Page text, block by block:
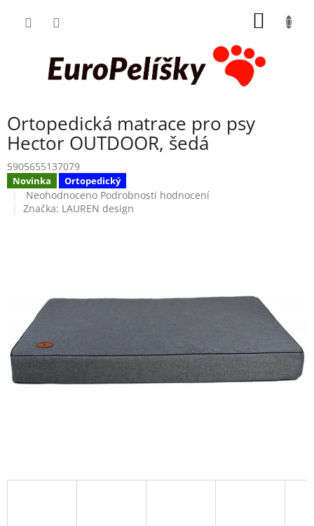
Ortopedická matrace pro psy
Hector OUTDOOR, šedá
5905655137079
Novinka Ortopedický
Průměrné
hodnocení
Neohodnoceno Podrobnosti hodnocení
Značka: LAUREN design